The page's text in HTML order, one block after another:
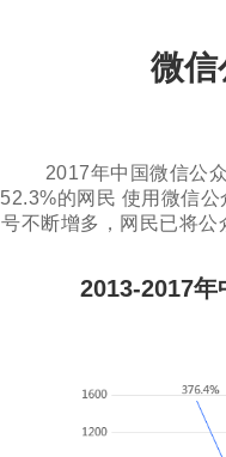
微信
2017年中国微信公
52.3%的网民 使用微信
号不断增多，网民已将公
2013-2017年